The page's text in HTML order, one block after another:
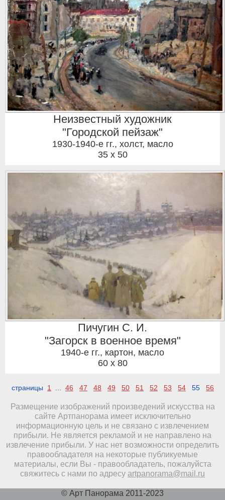
Неизвестный художник
"Городской пейзаж"
1930-1940-е гг., холст, масло
35 x 50
Пичугин С. И.
"Загорск в военное время"
1940-е гг., картон, масло
60 x 80
страницы 1 ... 46 47 48 49 50 51 52 53 54 55 56
Размещение изображений произведений искусства на
сайте Артпанорама имеет исключительно
информационную цель и не связано с извлечением
прибыли. Не является рекламой и не направлено на
извлечение прибыли. У нас нет возможности определить
правообладателя на некоторые публикуемые
материалы, если Вы - правообладатель, пожалуйста
свяжитесь с нами по адресу artpanorama@mail.ru
© Арт Панорама 2011-2023